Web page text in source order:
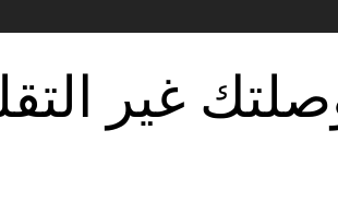
غير